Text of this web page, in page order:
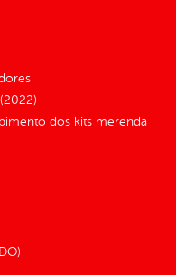
dos kits merenda